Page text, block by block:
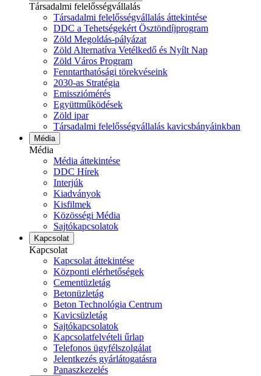
Társadalmi felelősségvállalás
Társadalmi felelősségvállalás áttekintése
DDC a Tehetségekért Ösztöndíjprogram
Zöld Megoldás-pályázat
Zöld Alternatíva Vetélkedő és Nyílt Nap
Zöld Város Program
Fenntarthatósági törekvéseink
2030-as Stratégia
Emissziómérés
Együttműködések
Zöld ipar
Társadalmi felelősségvállalás kavicsbányáinkban
Média
Média
Média áttekintése
DDC Hírek
Interjúk
Kiadványok
Kisfilmek
Közösségi Média
Sajtókapcsolatok
Kapcsolat
Kapcsolat
Kapcsolat áttekintése
Központi elérhetőségek
Cementüzletág
Betonüzletág
Beton Technológia Centrum
Kavicsüzletág
Sajtókapcsolatok
Kapcsolatfelvételi űrlap
Telefonos ügyfélszolgálat
Jelentkezés gyárlátogatásra
Panaszkezelés